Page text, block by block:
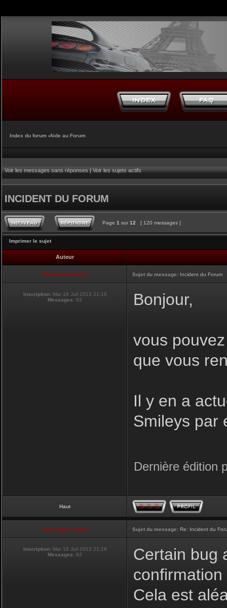
Index du forum ‹Aide au Forum
Voir les messages sans réponses|Voir les sujets actifs
INCIDENT DU FORUM
Page 1 sur 12 [ 120 messages ]
Imprimer le sujet
Auteur
Club Supra France Sujet du message: Incident du Forum
Inscription: Mar 16 Juil 2013 21:16
Messages: 82 Bonjour,
vous
que vous
Il y en a
Smileys par
Dernière édition
Haut
Club Supra France Sujet du message: Re: Incident du
Inscription: Mar 16 Juil 2013 21:16
Messages: 82
Certain bug
Cela est